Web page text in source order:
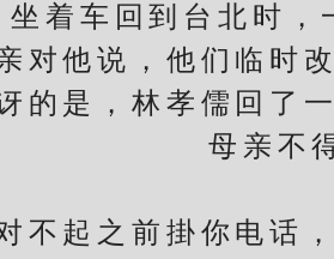
车回到台北时，一
他说，他们临时改
的是，林孝儒回了
母亲不
起之前掛你电话，